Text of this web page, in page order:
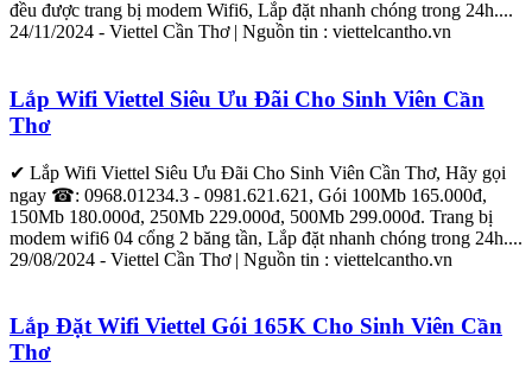
đều được trang bị modem Wifi6, Lắp đặt nhanh chóng trong 24h....
24/11/2024 - Viettel Cần Thơ| Nguồn tin : viettelcantho.vn
Lắp Wifi Viettel Siêu Ưu Đãi Cho Sinh Viên Cần
Thơ
✔ Lắp Wifi Viettel Siêu Ưu Đãi Cho Sinh Viên Cần Thơ, Hãy gọi
ngay ☎: 0968.01234.3 - 0981.621.621, Gói 100Mb 165.000đ,
150Mb 180.000đ, 250Mb 229.000đ, 500Mb 299.000đ. Trang bị
modem wifi6 04 cổng 2 băng tần, Lắp đặt nhanh chóng trong 24h....
29/08/2024 - Viettel Cần Thơ| Nguồn tin : viettelcantho.vn
Lắp ĐặtWifi Viettel Gói 165K Cho Sinh Viên Cần
Thơ